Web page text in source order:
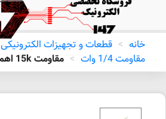
خانه > قطعات و تجهیزات الکترونیکی
مقاومت 1/4 وات
> مقاومت 15k اهم 1/4w